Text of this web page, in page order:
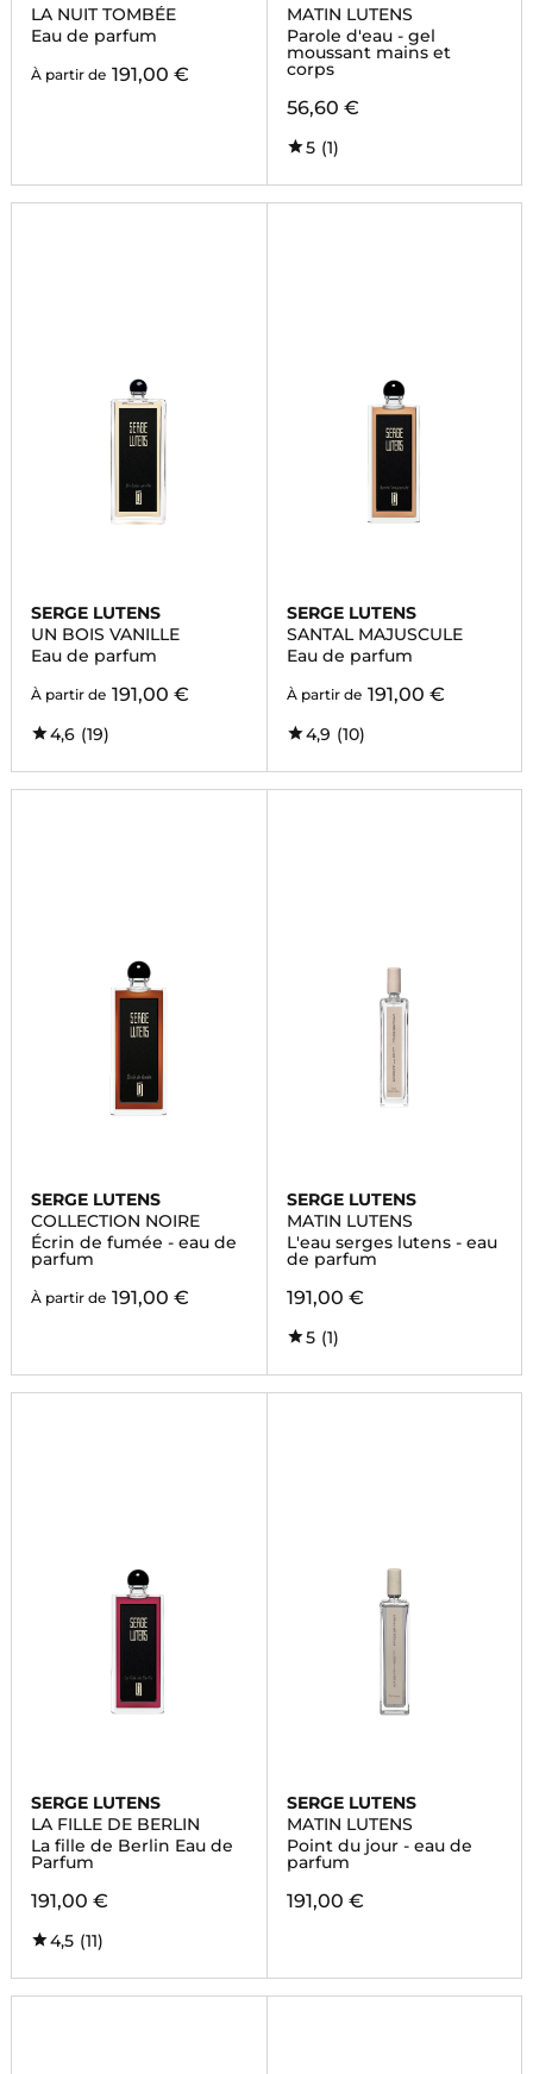
LA NUIT TOMBÉE
Eau de parfum
À partir de 191,00 €
MATIN LUTENS
Parole d'eau - gel
moussant mains et
corps
56,60 €
5 (1)
SERGE LUTENS
UN BOIS VANILLE
Eau de parfum
À partir de 191,00 €
4,6 (19)
SERGE LUTENS
SANTAL MAJUSCULE
Eau de parfum
À partir de 191,00 €
4,9 (10)
SERGE LUTENS
COLLECTION NOIRE
Écrin de fumée - eau de
parfum
À partir de 191,00 €
SERGE LUTENS
MATIN LUTENS
L'eau serges lutens - eau
de parfum
191,00 €
5 (1)
SERGE LUTENS
LA FILLE DE BERLIN
La fille de Berlin Eau de
Parfum
191,00 €
4,5 (11)
SERGE LUTENS
MATIN LUTENS
Point du jour - eau de
parfum
191,00 €